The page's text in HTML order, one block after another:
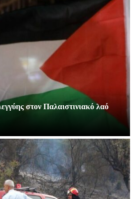
στον Παλαιστινιακό λαό